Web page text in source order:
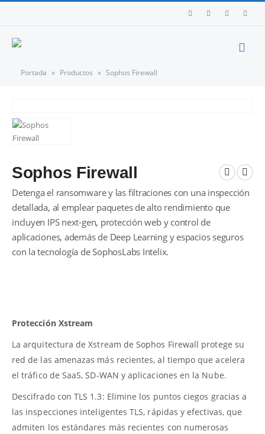
Portada » Productos » Sophos Firewall
Sophos Firewall
Detenga el ransomware y las filtraciones con una inspección
detallada, al emplear paquetes de alto rendimiento que
incluyen IPS next-gen, protección web y control de
aplicaciones, además de Deep Learning y espacios seguros
con la tecnología de SophosLabs Intelix.
Protección Xstream
La arquitectura de Xstream de Sophos Firewall protege su
red de las amenazas más recientes, al tiempo que acelera
el tráfico de SaaS, SD-WAN y aplicaciones en la Nube.
Descifrado con TLS 1.3: Elimine los puntos ciegos gracias a
las inspecciones inteligentes TLS, rápidas y efectivas, que
admiten los estándares más recientes con numerosas